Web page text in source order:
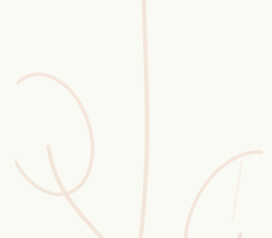
Blüten-Finder
Phänologie-Radar
Vogelstimmen
Gartenplaner
Düngeberater